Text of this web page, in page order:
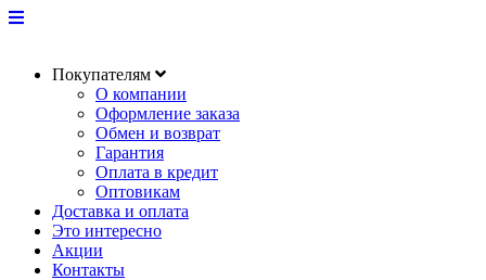
Покупателям
О компании
Оформление заказа
Обмен и возврат
Гарантия
Оплата в кредит
Оптовикам
Доставка и оплата
Это интересно
Акции
Контакты